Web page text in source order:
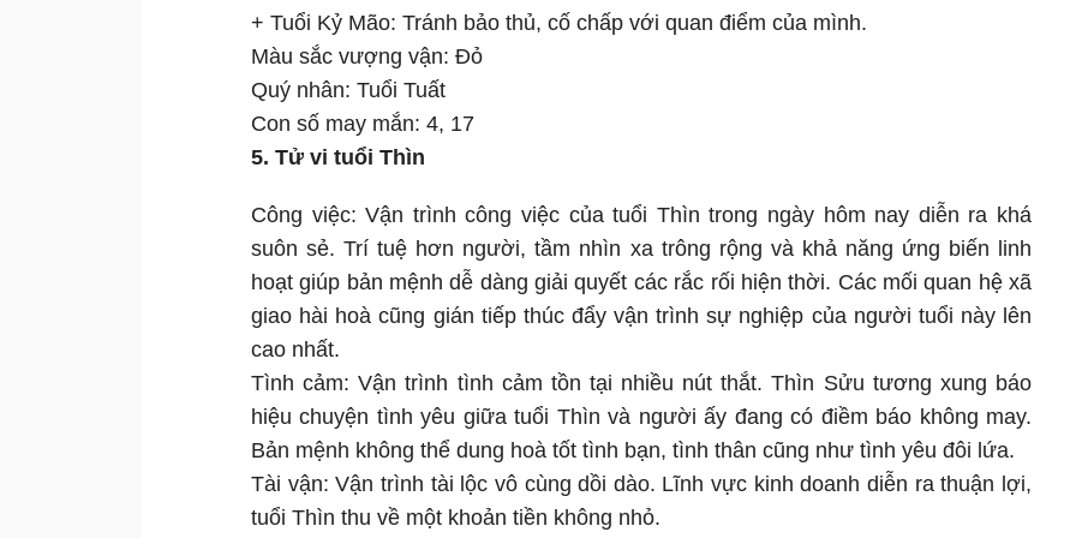
+ Tuổi Kỷ Mão: Tránh bảo thủ, cố chấp với quan điểm của mình.
Màu sắc vượng vận: Đỏ
Quý nhân: Tuổi Tuất
Con số may mắn: 4, 17
5. Tử vi tuổi Thìn
Công việc: Vận trình công việc của tuổi Thìn trong ngày hôm nay diễn ra khá
suôn sẻ. Trí tuệ hơn người, tầm nhìn xa trông rộng và khả năng ứng biến linh
hoạt giúp bản mệnh dễ dàng giải quyết các rắc rối hiện thời. Các mối quan hệ xã
giao hài hoà cũng gián tiếp thúc đẩy vận trình sự nghiệp của người tuổi này lên
cao nhất.
Tình cảm: Vận trình tình cảm tồn tại nhiều nút thắt. Thìn Sửu tương xung báo
hiệu chuyện tình yêu giữa tuổi Thìn và người ấy đang có điềm báo không may.
Bản mệnh không thể dung hoà tốt tình bạn, tình thân cũng như tình yêu đôi lứa.
Tài vận: Vận trình tài lộc vô cùng dồi dào. Lĩnh vực kinh doanh diễn ra thuận lợi,
tuổi Thìn thu về một khoản tiền không nhỏ.